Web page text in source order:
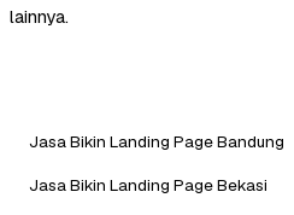
lainnya.
Jasa Bikin Landing Page Bandung
Jasa Bikin Landing Page Bekasi